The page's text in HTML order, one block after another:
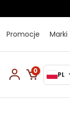
Promocje Marki
0 PL